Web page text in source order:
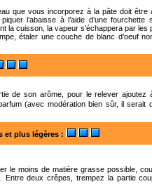
que vous incorporez à la pâte doit être
l’abaisse à l’aide d’une fourchette
la cuisson, la vapeur s’échappera par
étaler une couche de blanc d’oeuf
de son arôme, pour le relever ajoutez
(avec modération bien sûr, il
et plus légères :
le moins de matière grasse possible,
deux crêpes, trempez la partie